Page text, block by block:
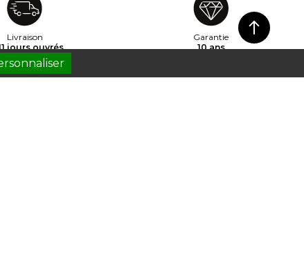
Livraison
jours ouvrés
Garantie
10 ans